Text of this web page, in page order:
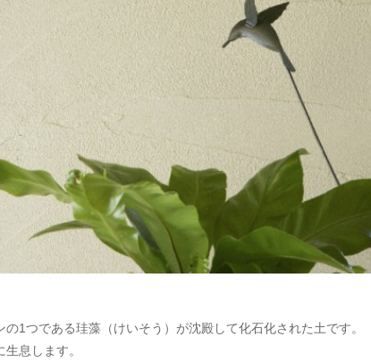
1つである珪藻（けいそう）が沈殿して化石化された土です。
息します。